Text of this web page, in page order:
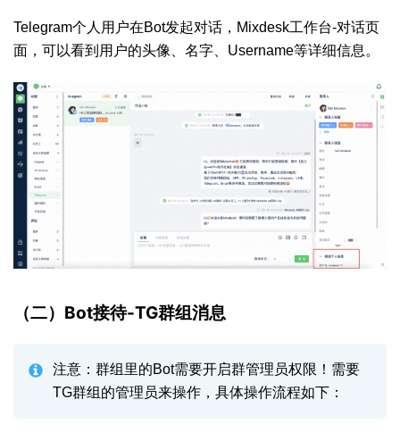
Telegram个人用户在Bot发起对话，Mixdesk工作台-对话页
面，可以看到用户的头像、名字、Username等详细信息。
（二）Bot接待-TG群组消息
注意：群组里的Bot需要开启群管理员权限！需要
TG群组的管理员来操作，具体操作流程如下：